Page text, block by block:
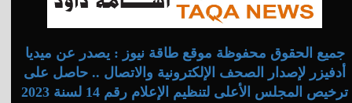
جميع الحقوق محفوظة موقع طاقة نيوز : يصدر عن ميديا
أدفيزر لإصدار الصحف الإلكترونية والاتصال .. حاصل على
ترخيص المجلس الأعلى لتنظيم الإعلام رقم 14 لسنة 2023